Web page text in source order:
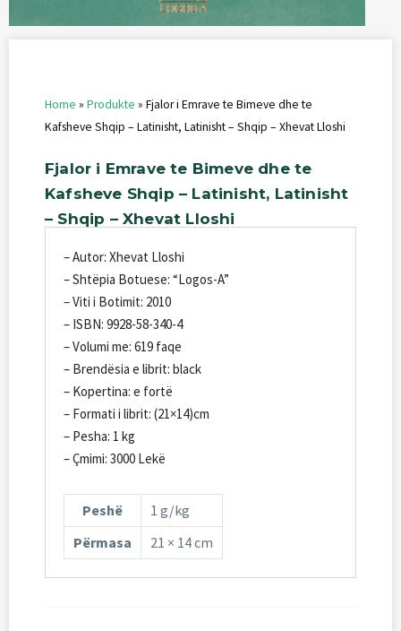
Home » Produkte » Fjalor i Emrave te Bimeve dhe te
Kafsheve Shqip – Latinisht, Latinisht – Shqip – Xhevat Lloshi
Fjalor i Emrave te Bimeve dhe te
Kafsheve Shqip – Latinisht, Latinisht
– Shqip – Xhevat Lloshi
– Autor: Xhevat Lloshi
– Shtëpia Botuese: “Logos-A”
– Viti i Botimit: 2010
– ISBN: 9928-58-340-4
– Volumi me: 619 faqe
– Brendësia e librit: black
– Kopertina: e fortë
– Formati i librit: (21×14)cm
– Pesha: 1 kg
– Çmimi: 3000 Lekë
Peshë
1 g/kg
Përmasa
21 × 14 cm